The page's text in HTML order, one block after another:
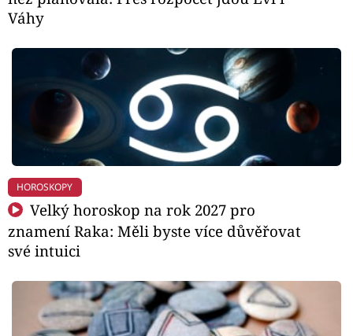
Váhy
HOROSKOPY
Velký horoskop na rok 2027 pro
znamení Raka: Měli byste více důvěřovat
své intuici